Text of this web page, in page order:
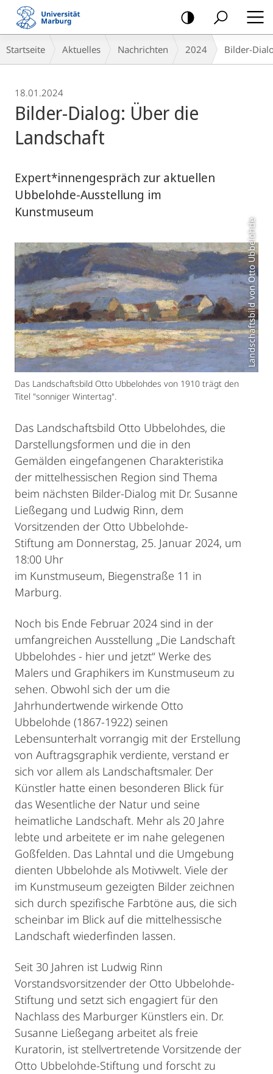
Mobile-
Navigation
Breadcrumb-
Navigation
Startseite Aktuelles Nachrichten 2024 Bilder-
18.01.2024
Bilder-Dialog: Über die
Landschaft
Expert*innengespräch zur aktuellen
Ubbelohde-Ausstellung im
Kunstmuseum
Landschaftsbild von Otto Ubbelohde
Das Landschaftsbild Otto Ubbelohdes von 1910 trägt den
Titel "sonniger Wintertag".
Das Landschaftsbild Otto Ubbelohdes, die
Darstellungsformen und die in den
Gemälden eingefangenen Charakteristika
der mittelhessischen Region sind Thema
beim nächsten Bilder-Dialog mit Dr. Susanne
Ließegang und Ludwig Rinn, dem
Vorsitzenden der Otto Ubbelohde-
Stiftung am Donnerstag, 25. Januar 2024, um
18:00 Uhr
im Kunstmuseum, Biegenstraße 11 in
Marburg.
Noch bis Ende Februar 2024 sind in der
umfangreichen Ausstellung „Die Landschaft
Ubbelohdes - hier und jetzt“ Werke des
Malers und Graphikers im Kunstmuseum zu
sehen. Obwohl sich der um die
Jahrhundertwende wirkende Otto
Ubbelohde (1867-1922) seinen
Lebensunterhalt vorrangig mit der Erstellung
von Auftragsgraphik verdiente, verstand er
sich vor allem als Landschaftsmaler. Der
Künstler hatte einen besonderen Blick für
das Wesentliche der Natur und seine
heimatliche Landschaft. Mehr als 20 Jahre
lebte und arbeitete er im nahe gelegenen
Goßfelden. Das Lahntal und die Umgebung
dienten Ubbelohde als Motivwelt. Viele der
im Kunstmuseum gezeigten Bilder zeichnen
sich durch spezifische Farbtöne aus, die sich
scheinbar im Blick auf die mittelhessische
Landschaft wiederfinden lassen.
Seit 30 Jahren ist Ludwig Rinn
Vorstandsvorsitzender der Otto Ubbelohde-
Stiftung und setzt sich engagiert für den
Nachlass des Marburger Künstlers ein. Dr.
Susanne Ließegang arbeitet als freie
Kuratorin, ist stellvertretende Vorsitzende der
Otto Ubbelohde-Stiftung und forscht zu